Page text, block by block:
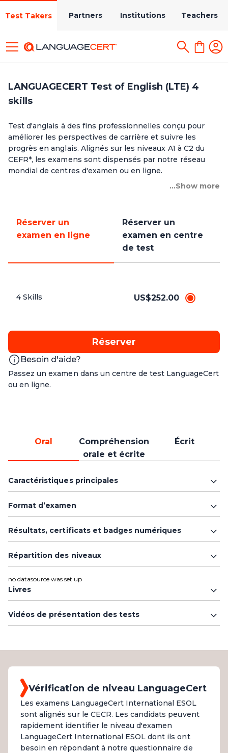
Test Takers Partners Institutions Teachers
LANGUAGECERT Test of English (LTE) 4
skills
Test d'anglais à des fins professionnelles conçu pour
améliorer les perspectives de carrière et suivre les
progrès en anglais. Alignés sur les niveaux A1 à C2 du
CEFR*, les examens sont dispensés par notre réseau
mondial de centres d'examen ou en ligne.
...Show more
Réserver un
examen en ligne
Réserver un
examen en centre
de test
4 Skills US$252.00
Réserver
Besoin d'aide?
Passez un examen dans un centre de test LanguageCert
ou en ligne.
Oral
Compréhension
orale et écrite
Écrit
Caractéristiques principales
Format d’examen
Résultats, certificats et badges numériques
Répartition des niveaux
no datasource was set up
Livres
Vidéos de présentation des tests
Vérification de niveau LanguageCert
Les examens LanguageCert International ESOL
sont alignés sur le CECR. Les candidats peuvent
rapidement identifier le niveau d'examen
LanguageCert International ESOL dont ils ont
besoin en répondant à notre questionnaire de